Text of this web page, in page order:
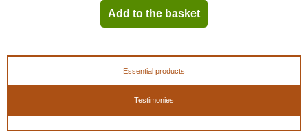
Add to the basket
Essential products
Testimonies